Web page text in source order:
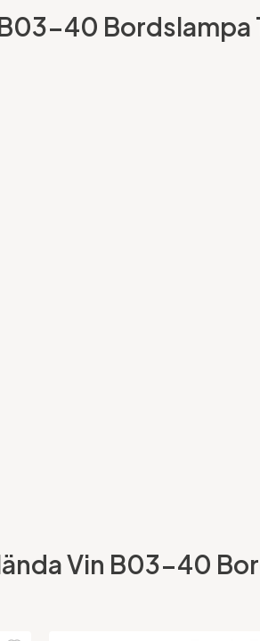
40
Vin B03-40